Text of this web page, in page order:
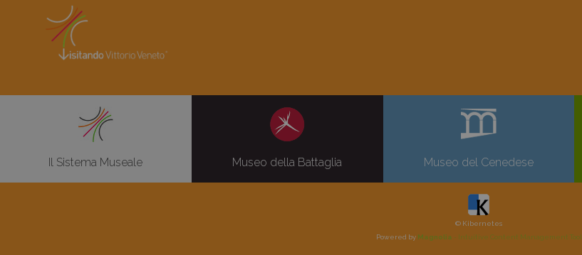
Il Sistema Museale Museo della Battaglia Museo del Cenedese
© Kibernetes
Powered by Magnolia - Intuitive Content Management Tool